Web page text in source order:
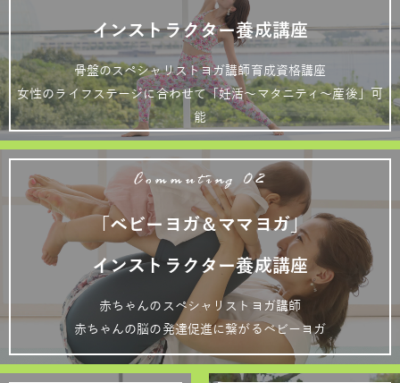
インストラクター養成講座
骨盤のスペシャリストヨガ講師育成資格講座
女性のライフステージに合わせて「妊活～マタニティ～産後」可
能
Commuting 02
「ベビーヨガ＆ママヨガ」
インストラクター養成講座
赤ちゃんのスペシャリストヨガ講師
赤ちゃんの脳の発達促進に繋がるベビーヨガ